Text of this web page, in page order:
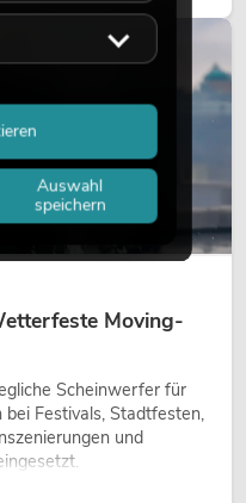
Setups emotionaler
Moving-
Scheinwerfer für
Festivals, Stadtfesten,
und
Auswahl
speichern